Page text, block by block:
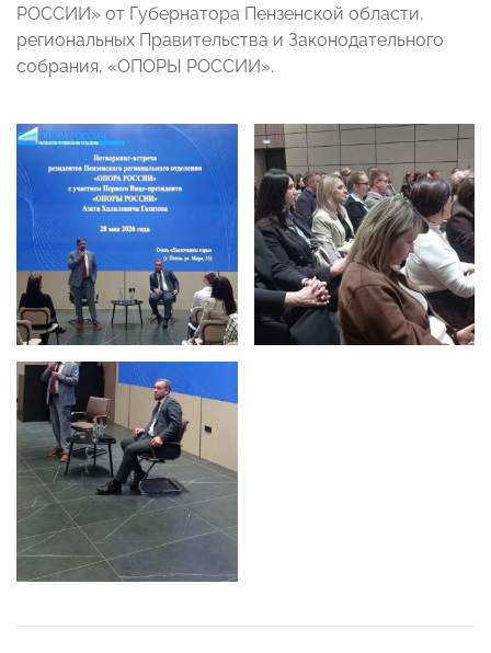
РОССИИ» от Губернатора Пензенской области,
региональных Правительства и Законодательного
собрания, «ОПОРЫ РОССИИ».